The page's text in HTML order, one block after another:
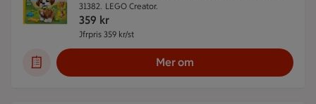
31382. LEGO Creator.
359 kr
Jfrpris 359 kr/st
Mer om